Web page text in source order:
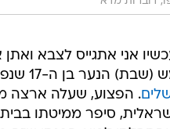
אני אתגייס לצבא ואתן
ה-17 שנפצע מוקדם יותר אתמול באורח קל
. הפצוע, שעלה ארצה
סיפר ממיטתו